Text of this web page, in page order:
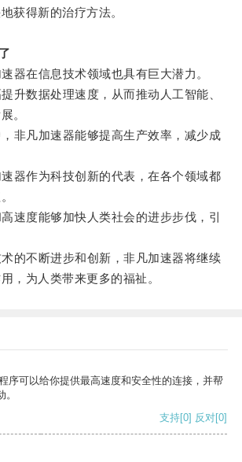
获得新的治疗方法。
在信息技术领域也具有巨大潜力。
数据处理速度，从而推动人工智能、
。
凡加速器能够提高生产效率，减少成
作为科技创新的代表，在各个领域都
度能够加快人类社会的进步步伐，引
不断进步和创新，非凡加速器将继续
，为人类带来更多的福祉。
序可以给你提供最高速度和安全性的连接，并帮
支持[0] 反对[0]